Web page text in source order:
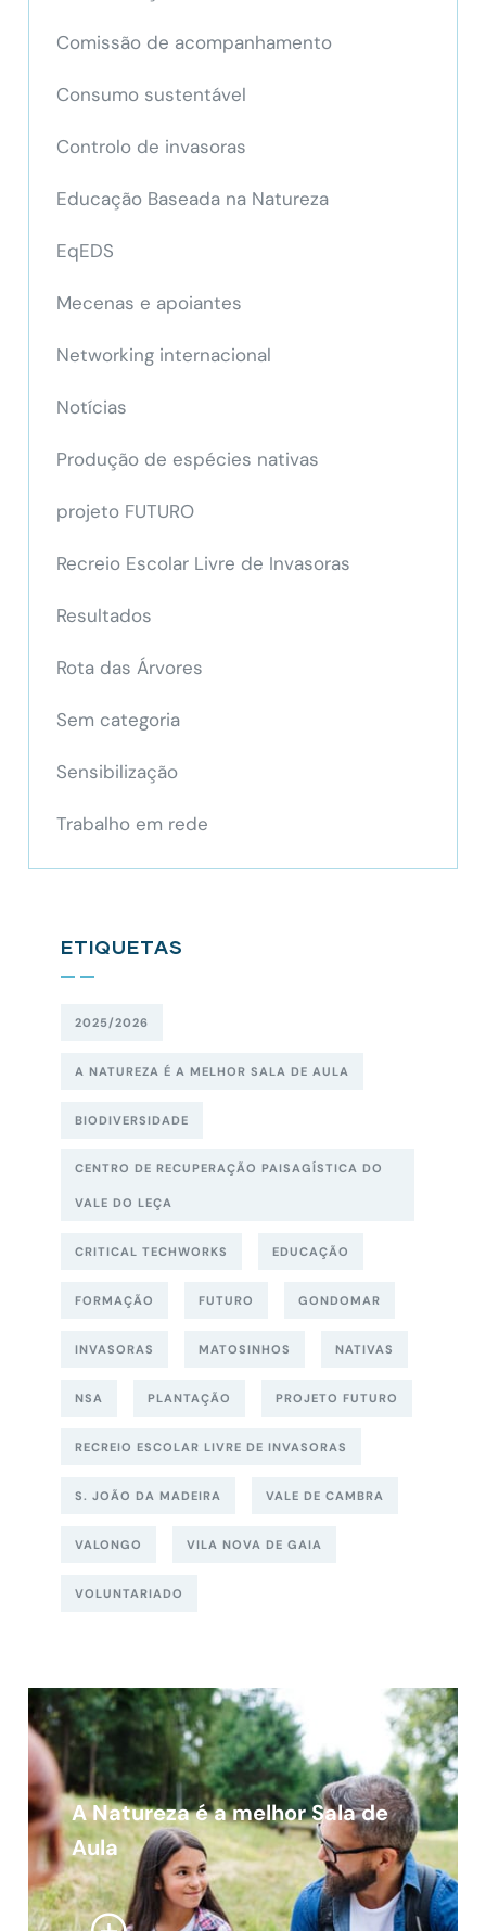
Comissão de acompanhamento
Consumo sustentável
Controlo de invasoras
Educação Baseada na Natureza
EqEDS
Mecenas e apoiantes
Networking internacional
Notícias
Produção de espécies nativas
projeto FUTURO
Recreio Escolar Livre de Invasoras
Resultados
Rota das Árvores
Sem categoria
Sensibilização
Trabalho em rede
ETIQUETAS
2025/2026
A NATUREZA É A MELHOR SALA DE AULA
BIODIVERSIDADE
CENTRO DE RECUPERAÇÃO PAISAGÍSTICA DO
VALE DO LEÇA
CRITICAL TECHWORKS EDUCAÇÃO
FORMAÇÃO FUTURO GONDOMAR
INVASORAS MATOSINHOS NATIVAS
NSA PLANTAÇÃO PROJETO FUTURO
RECREIO ESCOLAR LIVRE DE INVASORAS
S. JOÃO DA MADEIRA VALE DE CAMBRA
VALONGO VILA NOVA DE GAIA
VOLUNTARIADO
A Natureza é a melhor Sala de
Aula